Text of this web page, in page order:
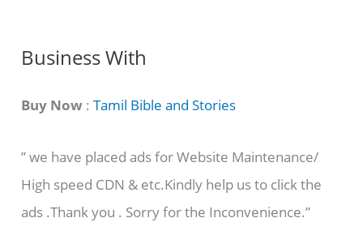
C
t
g
o
r
Business With
Buy Now :Tamil Bible and Stories
” we have placed ads for Website Maintenance/
High speed CDN & etc.Kindly help us to click the
ads .Thank you . Sorry for the Inconvenience.”